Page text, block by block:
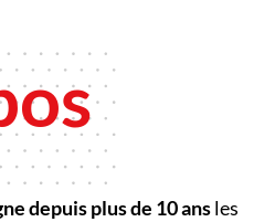
depuis plus de 10 ansles